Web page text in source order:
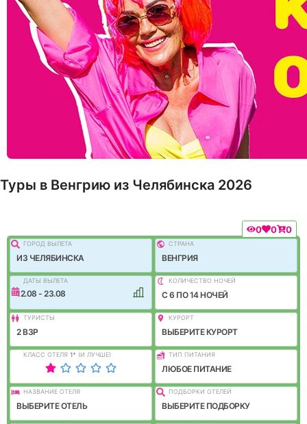
Туры в Венгрию из Челябинска 2026
0 0 0
ГОРОД ВЫЛEТА
ИЗ ЧЕЛЯБИНСКА
СТРАНА
ВЕНГРИЯ
ДАТЫ ВЫЛЕТА
12.08 - 23.08
КОЛИЧЕСТВО НОЧЕЙ
C 6 ПО 14 НОЧЕЙ
ТУРИСТЫ
2 ВЗР
КУРОРТ
ВЫБЕРИТЕ КУРОРТ
КЛАСС ОТЕЛЯ 1* (И ЛУЧШЕ) ТИП ПИТАНИЯ
ЛЮБОЕ ПИТАНИЕ
НАЗВАНИЕ ОТЕЛЯ
ВЫБЕРИТЕ ОТЕЛЬ
ПОДБОРКИ ОТЕЛЕЙ
ВЫБЕРИТЕ ПОДБОРКУ